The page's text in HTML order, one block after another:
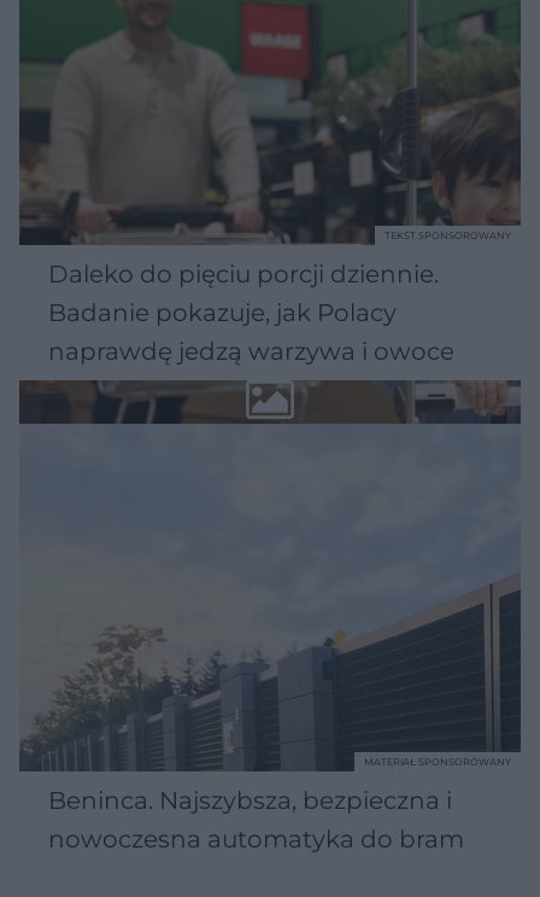
Daleko do pięciu porcji dziennie.
Badanie pokazuje, jak Polacy
naprawdę jedzą warzywa i owoce
TEKST SPONSOROWANY
Beninca. Najszybsza, bezpieczna i
nowoczesna automatyka do bram
MATERIAŁ SPONSOROWANY